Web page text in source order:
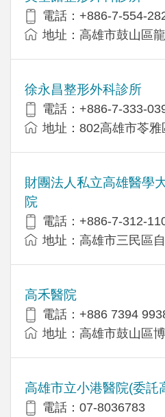
電話：+886-7-554-
地址：高雄市鼓山區
徐永昌整形外科診所
電話：+886-7-333-
地址：802高雄市苓
財團法人私立高雄醫學
院
電話：+886-7-312-
地址：高雄市三民區
高禾醫院
電話：+886 7394
地址：高雄市鼓山區
高雄市立小港醫院(委託
電話：07-8036783